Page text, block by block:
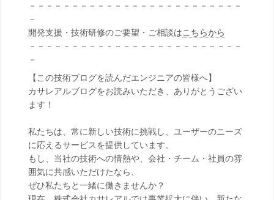
－－－－－－－－－－－－－－－－－－－－－－－－－
－
開発支援・技術研修のご要望・ご相談はこちらから
－－－－－－－－－－－－－－－－－－－－－－－－－
－
【この技術ブログを読んだエンジニアの皆様へ】
カサレアルブログをお読みいただき、ありがとうござい
ます！
私たちは、常に新しい技術に挑戦し、ユーザーのニーズ
に応えるサービスを提供しています。
もし、当社の技術への情熱や、会社・チーム・社員の雰
囲気に共感いただけたなら、
ぜひ私たちと一緒に働きませんか？